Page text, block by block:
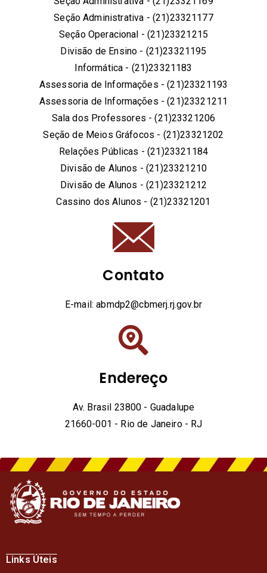
Seção Administrativa - (21)23321177
Seção Operacional - (21)23321215
Divisão de Ensino - (21)23321195
Informática - (21)23321183
Assessoria de Informações - (21)23321193
Assessoria de Informações - (21)23321211
Sala dos Professores - (21)23321206
Seção de Meios Gráfocos - (21)23321202
Relações Públicas - (21)23321184
Divisão de Alunos - (21)23321210
Divisão de Alunos - (21)23321212
Cassino dos Alunos - (21)23321201
Contato
E-mail: abmdp2@cbmerj.rj.gov.br
Endereço
Av. Brasil 23800 - Guadalupe
21660-001 - Rio de Janeiro - RJ
Links Úteis